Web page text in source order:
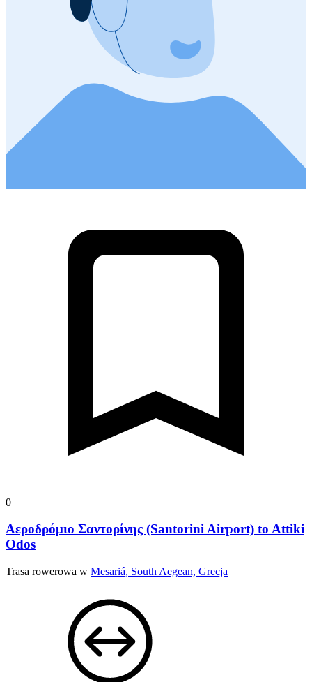
0
Αεροδρόμιο Σαντορίνης (Santorini Airport) to Attiki
Odos
Trasa rowerowa w Mesariá, South Aegean, Grecja